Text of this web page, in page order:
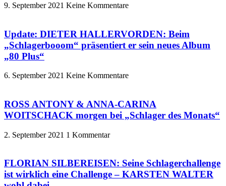
9. September 2021 Keine Kommentare
Update: DIETER HALLERVORDEN: Beim
„Schlagerbooom“ präsentiert er sein neues Album
„80 Plus“
6. September 2021 Keine Kommentare
ROSS ANTONY & ANNA-CARINA
WOITSCHACK morgen bei „Schlager des Monats“
2. September 2021 1 Kommentar
FLORIAN SILBEREISEN: Seine Schlagerchallenge
ist wirklich eine Challenge – KARSTEN WALTER